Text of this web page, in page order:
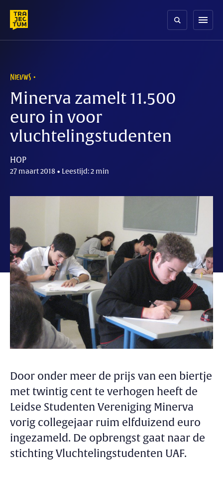
content
menu
NIEUWS
Minerva zamelt 11.500
euro in voor
vluchtelingstudenten
HOP
27 maart 2018 • Leestijd: 2 min
Door onder meer de prijs van een biertje
met twintig cent te verhogen heeft de
Leidse Studenten Vereniging Minerva
vorig collegejaar ruim elfduizend euro
ingezameld. De opbrengst gaat naar de
stichting Vluchtelingstudenten UAF.